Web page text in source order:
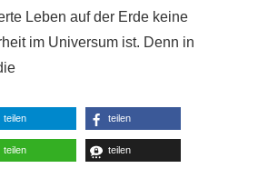
Leben auf der Erde keine
im Universum ist. Denn in
teilen teilen
teilen teilen